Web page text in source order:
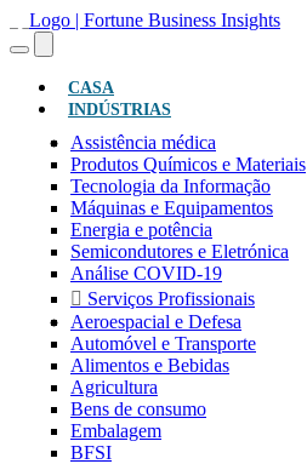
CASA
INDÚSTRIAS
Assistência médica
Produtos Químicos e Materiais
Tecnologia da Informação
Máquinas e Equipamentos
Energia e potência
Semicondutores e Eletrónica
Análise COVID-19
Serviços Profissionais
Aeroespacial e Defesa
Automóvel e Transporte
Alimentos e Bebidas
Agricultura
Bens de consumo
Embalagem
BFSI